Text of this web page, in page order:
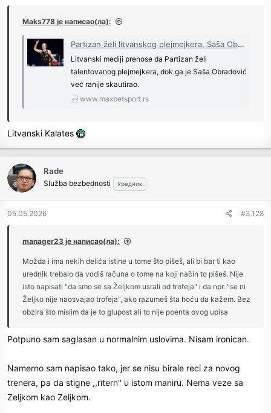
Maks778 је написао(ла):
Partizan želi litvanskog plejmejkera, Saša Obradović ga već skautirao
Litvanski mediji prenose da Partizan želi
talentovanog plejmejkera, dok ga je Saša Obradović
već ranije skautirao.
www.maxbetsport.rs
Litvanski Kalates
Rade
Služba bezbednosti Уредник
05.05.2026 #3.128
manager23 је написао(ла):
Možda i ima nekih delića istine u tome što pišeš, ali bi bar ti kao
urednik trebalo da vodiš računa o tome na koji način to pišeš. Nije
isto napisati "da smo se sa Željkom usrali od trofeja" i da npr. "se ni
Željko nije naosvajao trofeja", ako razumeš šta hoću da kažem. Bez
obzira što mislim da je to glupost ali to nije poenta ovog upisa
Potpuno sam saglasan u normalnim uslovima. Nisam ironican.
Namerno sam napisao tako, jer se nisu birale reci za novog
trenera, pa da stigne ,,ritern'' u istom maniru. Nema veze sa
Zeljkom kao Zeljkom.